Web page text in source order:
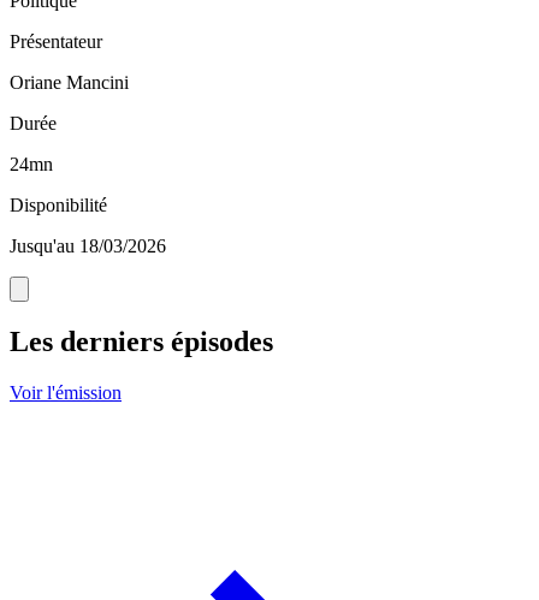
Présentateur
Oriane Mancini
Durée
24mn
Disponibilité
Jusqu'au 18/03/2026
Les derniers épisodes
Voir l'émission